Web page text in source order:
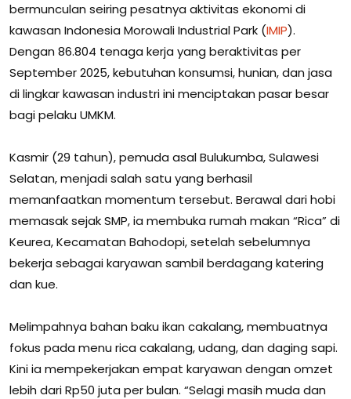
bermunculan seiring pesatnya aktivitas ekonomi di
kawasan Indonesia Morowali Industrial Park (IMIP).
Dengan 86.804 tenaga kerja yang beraktivitas per
September 2025, kebutuhan konsumsi, hunian, dan jasa
di lingkar kawasan industri ini menciptakan pasar besar
bagi pelaku UMKM.
Kasmir (29 tahun), pemuda asal Bulukumba, Sulawesi
Selatan, menjadi salah satu yang berhasil
memanfaatkan momentum tersebut. Berawal dari hobi
memasak sejak SMP, ia membuka rumah makan “Rica” di
Keurea, Kecamatan Bahodopi, setelah sebelumnya
bekerja sebagai karyawan sambil berdagang katering
dan kue.
Melimpahnya bahan baku ikan cakalang, membuatnya
fokus pada menu rica cakalang, udang, dan daging sapi.
Kini ia mempekerjakan empat karyawan dengan omzet
lebih dari Rp50 juta per bulan. “Selagi masih muda dan